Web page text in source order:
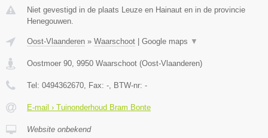
Niet gevestigd in de plaats Leuze en Hainaut en in de provincie
Henegouwen.
Oost-Vlaanderen » Waarschoot Google maps ▼
Oostmoer 90, 9950 Waarschoot (Oost-Vlaanderen)
Tel: 0494362670, Fax: -, BTW-nr: -
E-mail › Tuinonderhoud Bram Bonte
Website onbekend